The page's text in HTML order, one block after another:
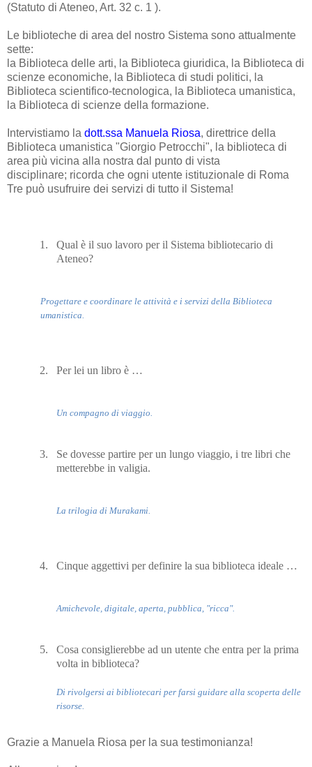
(Statuto di Ateneo, Art. 32 c. 1 ).
Le biblioteche di area del nostro Sistema sono attualmente
sette:
la Biblioteca delle arti, la Biblioteca giuridica, la Biblioteca di
scienze economiche, la Biblioteca di studi politici, la
Biblioteca scientifico-tecnologica, la Biblioteca umanistica,
la Biblioteca di scienze della formazione.
Intervistiamo la dott.ssa Manuela Riosa, direttrice della
Biblioteca umanistica "Giorgio Petrocchi", la biblioteca di
area più vicina alla nostra dal punto di vista
disciplinare; ricorda che ogni utente istituzionale di Roma
Tre può usufruire dei servizi di tutto il Sistema!
1.
Qual è il suo lavoro per il Sistema bibliotecario di
Ateneo?
Progettare e coordinare le attività e i servizi della Biblioteca
umanistica.
2. Per lei un libro è …
Un compagno di viaggio.
3.
Se dovesse partire per un lungo viaggio, i tre libri che
metterebbe in valigia.
La trilogia di Murakami.
4. Cinque aggettivi per definire la sua biblioteca ideale …
Amichevole, digitale, aperta, pubblica, "ricca".
5.
Cosa consiglierebbe ad un utente che entra per la prima
volta in biblioteca?
Di rivolgersi ai bibliotecari per farsi guidare alla scoperta delle
risorse.
Grazie a Manuela Riosa per la sua testimonianza!